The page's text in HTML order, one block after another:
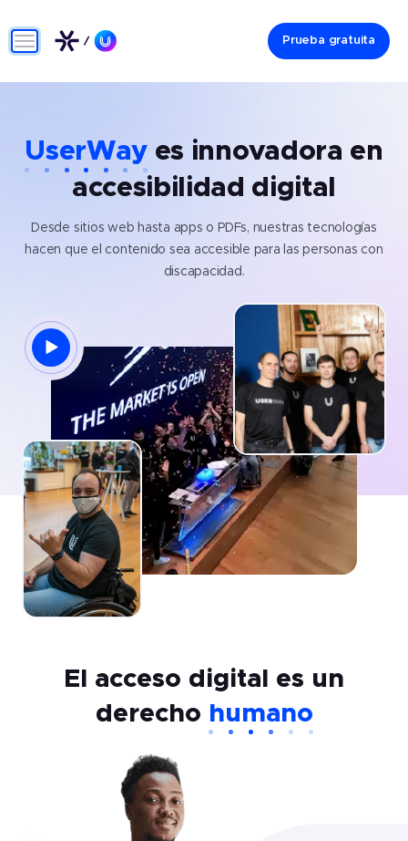
Prueba gratuita
UserWay es innovadora en
accesibilidad digital
Desde sitios web hasta apps o PDFs, nuestras tecnologías
hacen que el contenido sea accesible para las personas con
discapacidad.
El acceso digital es un
derecho humano